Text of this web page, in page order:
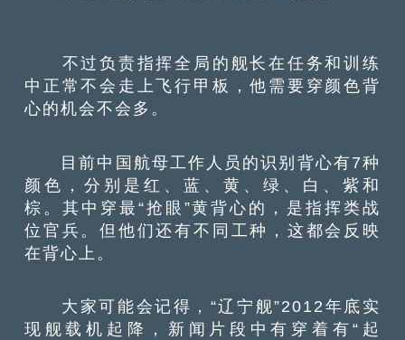
不过负责指挥全局的舰长在任务和训练
中正常不会走上飞行甲板，他需要穿颜色背
心的机会不会多。
目前中国航母工作人员的识别背心有7种
颜色，分别是红、蓝、黄、绿、白、紫和
棕。其中穿最“抢眼”黄背心的，是指挥类战
位官兵。但他们还有不同工种，这都会反映
在背心上。
大家可能会记得，“辽宁舰”2012年底实
现舰载机起降，新闻片段中有穿着有“起